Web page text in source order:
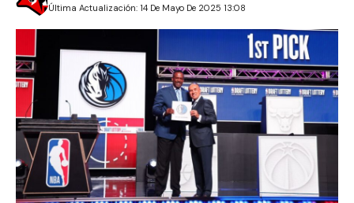
Última Actualización: 14 De Mayo De 2025 13:08